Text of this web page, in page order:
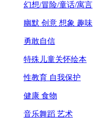
幻想/冒险/童话/寓言
幽默 创意 想象 趣味
勇敢自信
特殊儿童关怀绘本
性教育 自我保护
健康 食物
音乐舞蹈 艺术